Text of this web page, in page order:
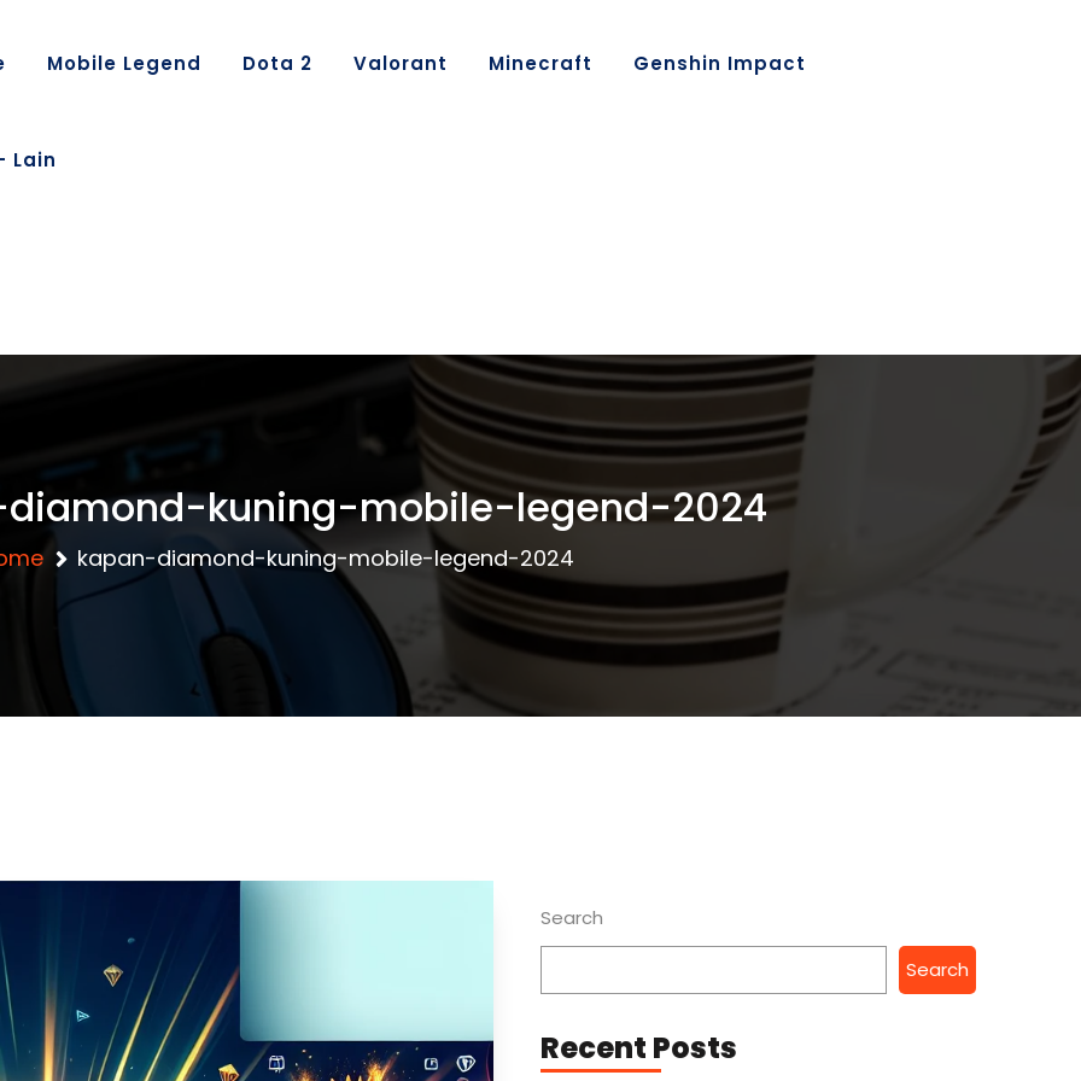
Mobile Legend Dota 2 Valorant Minecraft Genshin Impact
Lain
kuning-mobile-legend-2024
kapan-diamond-kuning-mobile-legend-2024
Search
Search
Recent Posts